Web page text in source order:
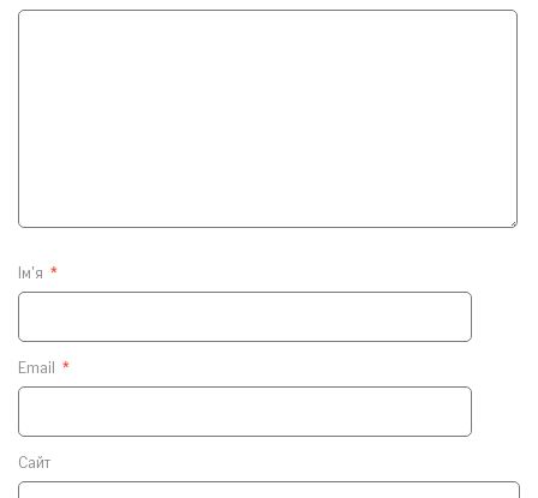
Ім'я *
Email *
Сайт